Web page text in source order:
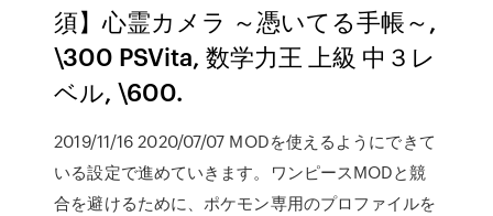
須】心霊カメラ ～憑いてる手帳～,
\300 PSVita, 数学力王 上級 中３レ
ベル, \600.
2019/11/16 2020/07/07 MODを使えるようにできて
いる設定で進めていきます。ワンピースMODと競
合を避けるために、ポケモン専用のプロファイルを